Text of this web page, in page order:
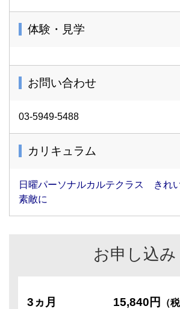
体験・見学
お問い合わせ
03-5949-5488
カリキュラム
日曜パーソナルカルテクラス きれ
素敵に
お申し込み
3ヵ月 15,840円 （